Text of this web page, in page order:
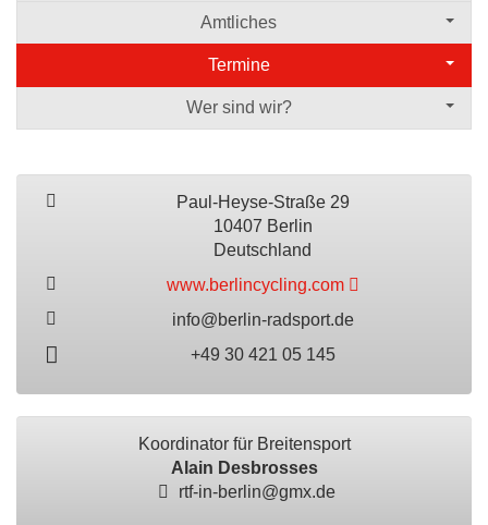
Amtliches
Termine
Wer sind wir?
Paul-Heyse-Straße 29
10407 Berlin
Deutschland
www.berlincycling.com
info@berlin-radsport.de
+49 30 421 05 145
Koordinator für Breitensport
Alain Desbrosses
rtf-in-berlin@gmx.de